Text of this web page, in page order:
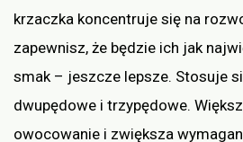
krzaczka koncentruje się na
zapewnisz, że będzie ich jak
smak – jeszcze lepsze. Stosuje
dwupędowe i trzypędowe.
owocowanie i zwiększa